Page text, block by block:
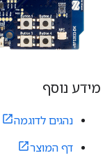
מידע נוסף
נהגים לדוגמה
דף המוצר